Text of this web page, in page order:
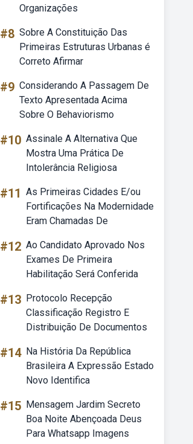
Organizações
#8 Sobre A Constituição Das
Primeiras Estruturas Urbanas é
Correto Afirmar
#9 Considerando A Passagem De
Texto Apresentada Acima
Sobre O Behaviorismo
#10 Assinale A Alternativa Que
Mostra Uma Prática De
Intolerância Religiosa
#11 As Primeiras Cidades E/ou
Fortificações Na Modernidade
Eram Chamadas De
#12 Ao Candidato Aprovado Nos
Exames De Primeira
Habilitação Será Conferida
#13 Protocolo Recepção
Classificação Registro E
Distribuição De Documentos
#14 Na História Da República
Brasileira A Expressão Estado
Novo Identifica
#15 Mensagem Jardim Secreto
Boa Noite Abençoada Deus
Para Whatsapp Imagens